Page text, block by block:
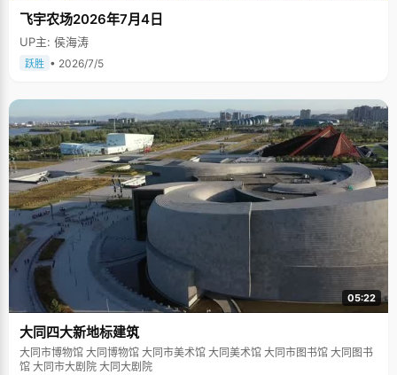
飞宇农场2026年7月4日
UP主: 侯海涛
跃胜 • 2026/7/5
05:22
大同四大新地标建筑
大同市博物馆 大同博物馆 大同市美术馆 大同美术馆 大同市图书馆 大同图书
馆 大同市大剧院 大同大剧院